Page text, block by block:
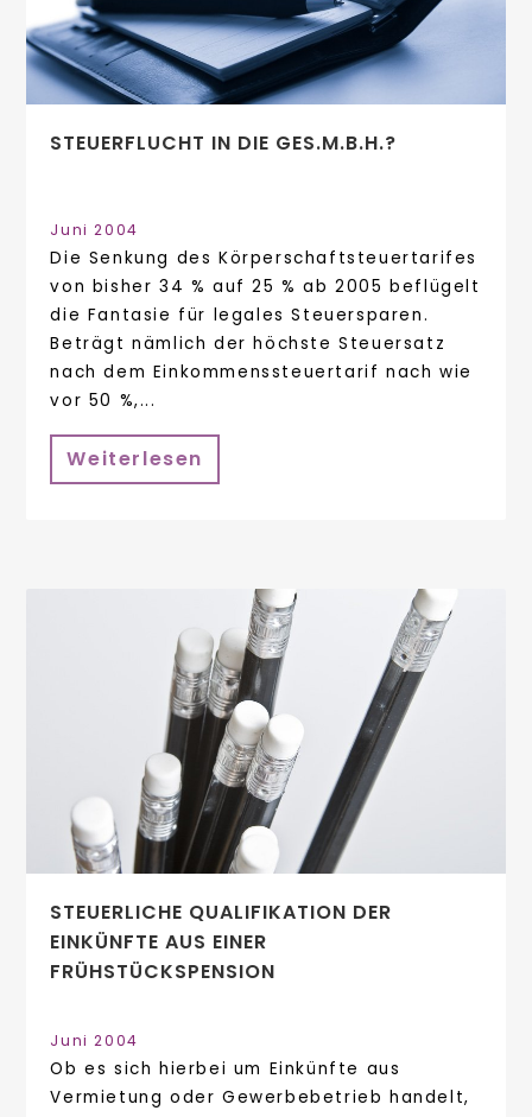
STEUERFLUCHT IN DIE GES.M.B.H.?
Juni 2004
Die Senkung des Körperschaftsteuertarifes
von bisher 34 % auf 25 % ab 2005 beflügelt
die Fantasie für legales Steuersparen.
Beträgt nämlich der höchste Steuersatz
nach dem Einkommenssteuertarif nach wie
vor 50 %,...
Weiterlesen
STEUERLICHE QUALIFIKATION DER
EINKÜNFTE AUS EINER
FRÜHSTÜCKSPENSION
Juni 2004
Ob es sich hierbei um Einkünfte aus
Vermietung oder Gewerbebetrieb handelt,